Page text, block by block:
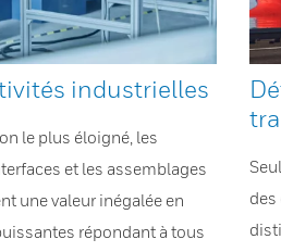
industrielles
le plus éloigné, les
et les assemblages
une valeur inégalée en
répondant à tous
des